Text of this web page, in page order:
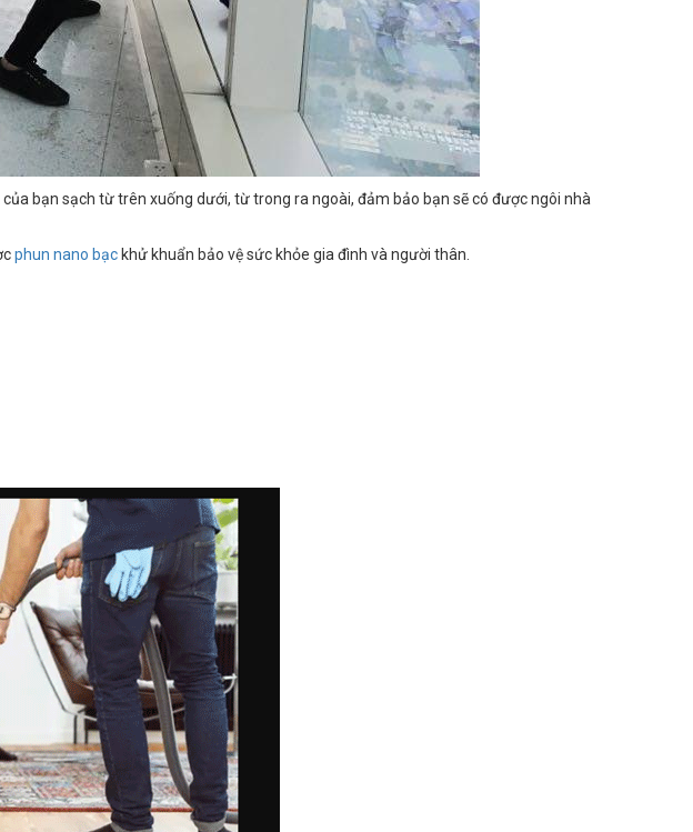
bạn sạch từ trên xuống dưới, từ trong ra ngoài, đảm bảo bạn sẽ có được ngôi nhà
phun nano bạc khử khuẩn bảo vệ sức khỏe gia đình và người thân.